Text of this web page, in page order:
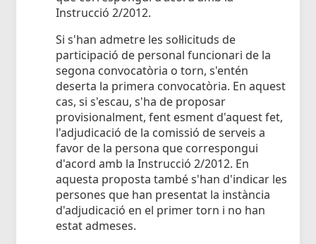
Instrucció 2/2012.
Si s'han admetre les sol·licituds de
participació de personal funcionari de la
segona convocatòria o torn, s'entén
deserta la primera convocatòria. En aquest
cas, si s'escau, s'ha de proposar
provisionalment, fent esment d'aquest fet,
l'adjudicació de la comissió de serveis a
favor de la persona que correspongui
d'acord amb la Instrucció 2/2012. En
aquesta proposta també s'han d'indicar les
persones que han presentat la instància
d'adjudicació en el primer torn i no han
estat admeses.